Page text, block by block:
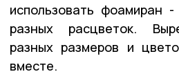
использовать фоамиран
разных расцветок.
разных размеров и
вместе.